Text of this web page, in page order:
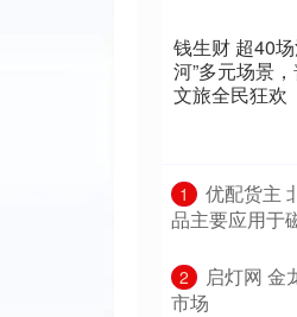
钱生财 超40
河”多元场景
文旅全民狂欢
1
优配货主
品主要应用于
2
启灯网 金
市场